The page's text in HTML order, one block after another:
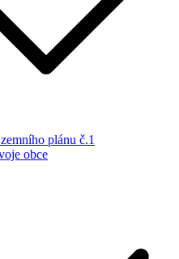
plánu č.1
obce